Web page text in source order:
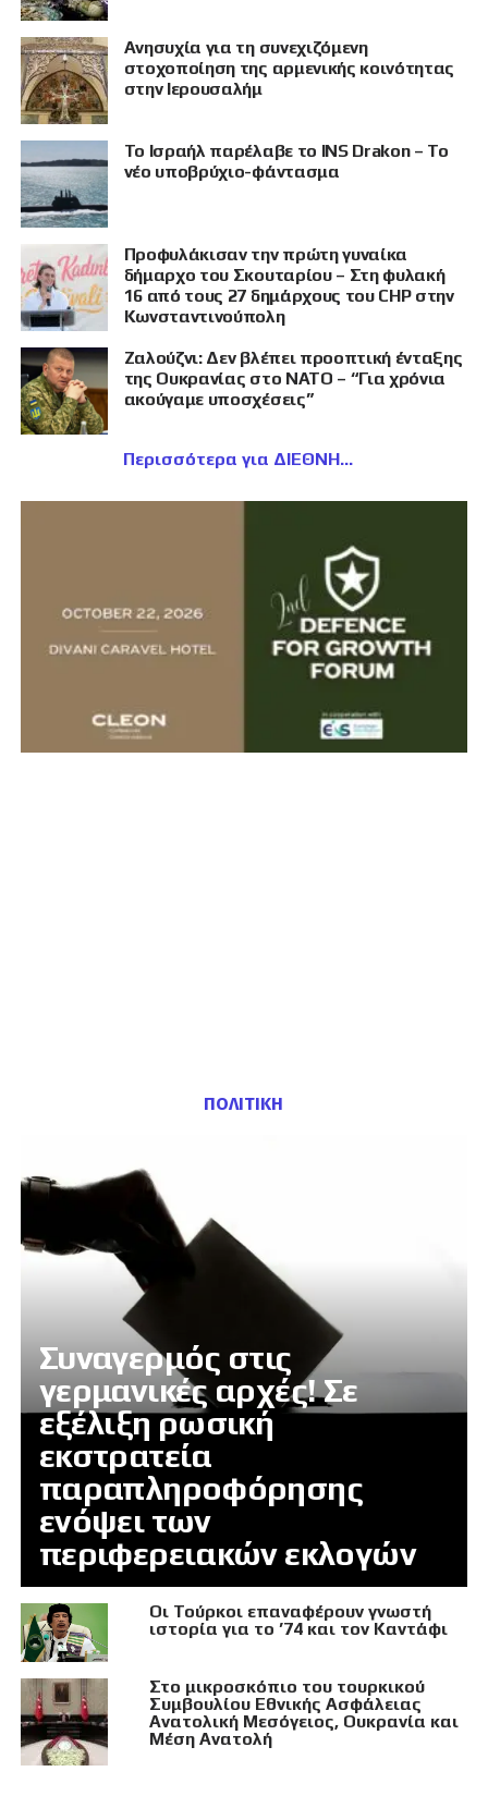
Ανησυχία για τη συνεχιζόμενη
στοχοποίηση της αρμενικής κοινότητας
στην Ιερουσαλήμ
Το Ισραήλ παρέλαβε το INS Drakon – Το
νέο υποβρύχιο-φάντασμα
Προφυλάκισαν την πρώτη γυναίκα
δήμαρχο του Σκουταρίου – Στη φυλακή
16 από τους 27 δημάρχους του CHP στην
Κωνσταντινούπολη
Ζαλούζνι: Δεν βλέπει προοπτική ένταξης
της Ουκρανίας στο ΝΑΤΟ – “Για χρόνια
ακούγαμε υποσχέσεις”
Περισσότερα για ΔΙΕΘΝΗ
ΠΟΛΙΤΙΚΗ
Συναγερμός στις
γερμανικές αρχές! Σε
εξέλιξη ρωσική
εκστρατεία
παραπληροφόρησης
ενόψει των
περιφερειακών εκλογών
Οι Τούρκοι επαναφέρουν γνωστή
ιστορία για το ’74 και τον Καντάφι
Στο μικροσκόπιο του τουρκικού
Συμβουλίου Εθνικής Ασφάλειας
Ανατολική Μεσόγειος, Ουκρανία και
Μέση Ανατολή